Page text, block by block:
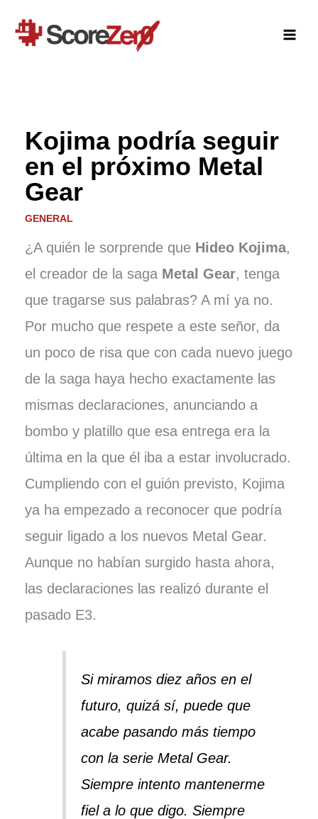
contenido
Kojima podría seguir
en el próximo Metal
Gear
GENERAL
¿A quién le sorprende que Hideo Kojima,
el creador de la saga Metal Gear, tenga
que tragarse sus palabras? A mí ya no.
Por mucho que respete a este señor, da
un poco de risa que con cada nuevo juego
de la saga haya hecho exactamente las
mismas declaraciones, anunciando a
bombo y platillo que esa entrega era la
última en la que él iba a estar involucrado.
Cumpliendo con el guión previsto, Kojima
ya ha empezado a reconocer que podría
seguir ligado a los nuevos Metal Gear.
Aunque no habían surgido hasta ahora,
las declaraciones las realizó durante el
pasado E3.
Si miramos diez años en el
futuro, quizá sí, puede que
acabe pasando más tiempo
con la serie Metal Gear.
Siempre intento mantenerme
fiel a lo que digo. Siempre